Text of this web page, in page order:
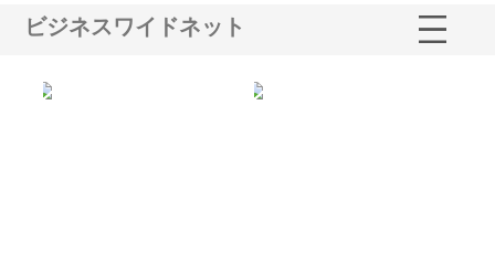
ビジネスワイドネット